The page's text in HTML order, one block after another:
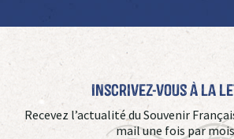
Inscrivez-vous à La
Recevez l’actualité du Souvenir
mail une fois par